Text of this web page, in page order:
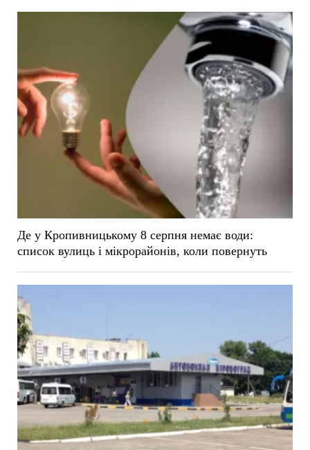
Де у Кропивницькому 8 серпня немає води:
список вулиць і мікрорайонів, коли повернуть